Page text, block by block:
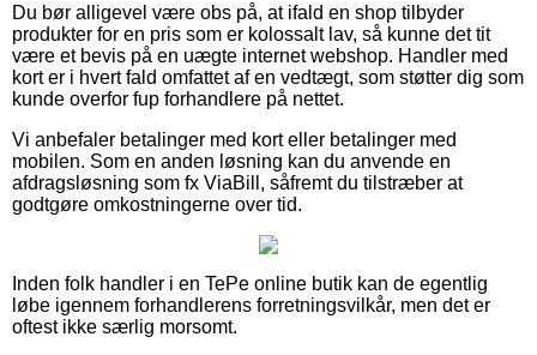
Du bør alligevel være obs på, at ifald en shop tilbyder
produkter for en pris som er kolossalt lav, så kunne det tit
være et bevis på en uægte internet webshop. Handler med
kort er i hvert fald omfattet af en vedtægt, som støtter dig som
kunde overfor fup forhandlere på nettet.
Vi anbefaler betalinger med kort eller betalinger med
mobilen. Som en anden løsning kan du anvende en
afdragsløsning som fx ViaBill, såfremt du tilstræber at
godtgøre omkostningerne over tid.
Inden folk handler i en TePe online butik kan de egentlig
løbe igennem forhandlerens forretningsvilkår, men det er
oftest ikke særlig morsomt.